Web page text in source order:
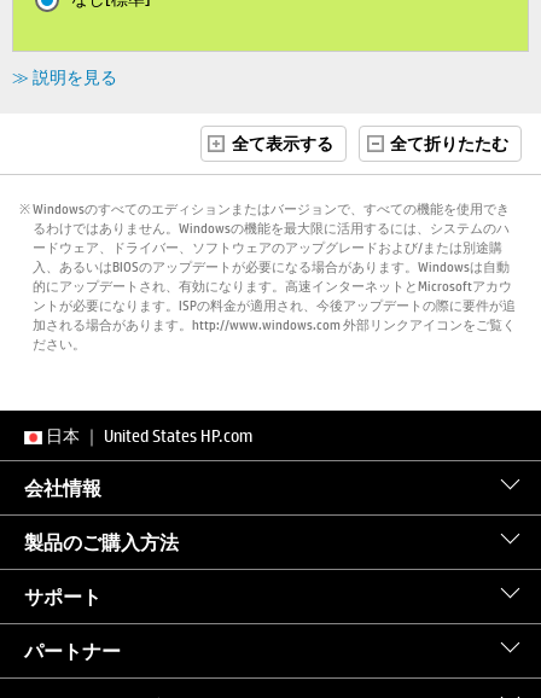
≫ 説明を見る
全て表示する 全て折りたたむ
※ Windowsのすべてのエディションまたはバージョンで、すべての機能を使用でき
るわけではありません。Windowsの機能を最大限に活用するには、システムのハ
ードウェア、ドライバー、ソフトウェアのアップグレードおよび/または別途購
入、あるいはBIOSのアップデートが必要になる場合があります。Windowsは自動
的にアップデートされ、有効になります。高速インターネットとMicrosoftアカウ
ントが必要になります。ISPの料金が適用され、今後アップデートの際に要件が追
加される場合があります。http://www.windows.com 外部リンクアイコンをご覧く
ださい。
日本 ｜ United States HP.com
会社情報
製品のご購入方法
サポート
パートナー